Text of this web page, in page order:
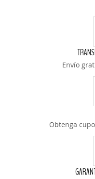
Envío
Obtenga